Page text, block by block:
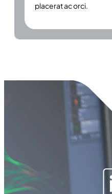
placerat ac orci.